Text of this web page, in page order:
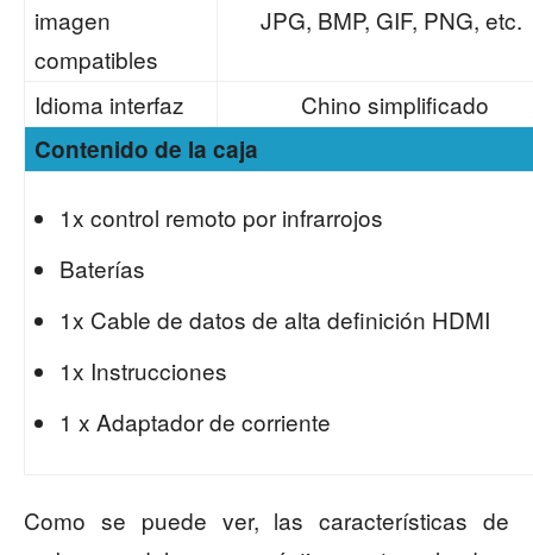
imagen
compatibles
JPG, BMP, GIF, PNG, etc.
Idioma interfaz
Chino simplificado
Contenido de la caja
1x control remoto por infrarrojos
Baterías
1x Cable de datos de alta definición HDMI
1x Instrucciones
1 x Adaptador de corriente
Como se puede ver, las características de